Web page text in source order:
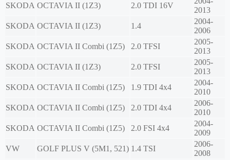
SKODA OCTAVIA II (1Z3) 2.0 TDI 16V
2013
SKODA OCTAVIA II (1Z3) 1.4
2004-
2006
SKODA OCTAVIA II Combi (1Z5) 2.0 TFSI
2005-
2013
SKODA OCTAVIA II (1Z3) 2.0 TFSI
2005-
2013
SKODA OCTAVIA II Combi (1Z5) 1.9 TDI 4x4
2004-
2010
SKODA OCTAVIA II Combi (1Z5) 2.0 TDI 4x4
2006-
2010
SKODA OCTAVIA II Combi (1Z5) 2.0 FSI 4x4
2004-
2009
VW
GOLF PLUS V (5M1, 521) 1.4 TSI
2006-
2008